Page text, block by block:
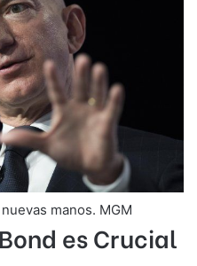
manos. MGM
es Crucial